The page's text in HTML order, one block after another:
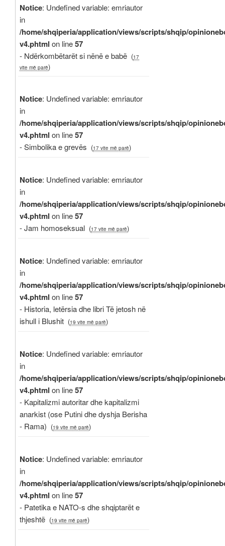
Notice: Undefined variable: emriautor
in
/home/shqiperia/application/views/scripts/shqip/
v4.phtml on line57
- Ndërkombëtarët si nënë e babë (17
vite më parë)
Notice: Undefined variable: emriautor
in
/home/shqiperia/application/views/scripts/shqip/
v4.phtml on line57
- Simbolika e grevës (17 vite më parë)
Notice: Undefined variable: emriautor
in
/home/shqiperia/application/views/scripts/shqip/
v4.phtml on line57
- Jam homoseksual (17 vite më parë)
Notice: Undefined variable: emriautor
in
/home/shqiperia/application/views/scripts/shqip/
v4.phtml on line57
- Historia, letërsia dhe libri Të jetosh në
ishull i Blushit (19 vite më parë)
Notice: Undefined variable: emriautor
in
/home/shqiperia/application/views/scripts/shqip/
v4.phtml on line57
- Kapitalizmi autoritar dhe kapitalizmi
anarkist (ose Putini dhe dyshja Berisha
- Rama) (19 vite më parë)
Notice: Undefined variable: emriautor
in
/home/shqiperia/application/views/scripts/shqip/
v4.phtml on line57
- Patetika e NATO-s dhe shqiptarët e
thjeshtë (19 vite më parë)